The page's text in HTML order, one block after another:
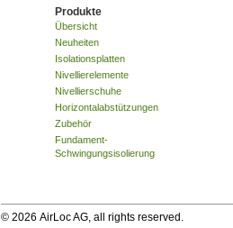
Produkte
Übersicht
Neuheiten
Isolationsplatten
Nivellierelemente
Nivellierschuhe
Horizontalabstützungen
Zubehör
Fundament-
Schwingungsisolierung
© 2026 AirLoc AG, all rights reserved.